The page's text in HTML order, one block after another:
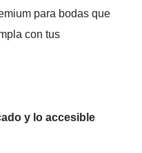
para bodas que
con tus
y lo accesible